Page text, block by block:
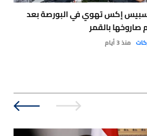
إكس تهوي في البورصة بعد
بالقمر
منذ 3 أيام